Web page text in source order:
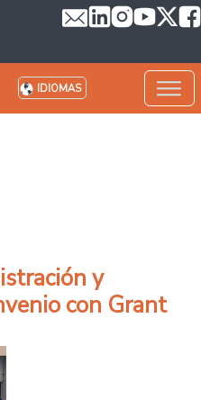
IDIOMAS
y
con Grant